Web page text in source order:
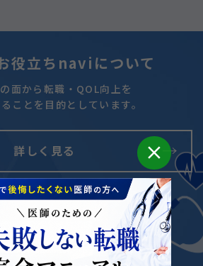
役立ちnavi について
の面から転職・QOL向上を
ことを目的としています。
詳しく見る
師転職インタビュー
験談をお聞きしました。
close